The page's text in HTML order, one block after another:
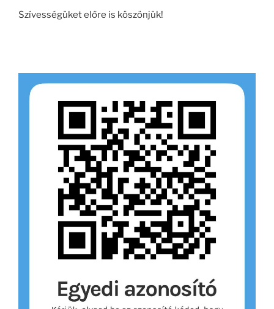
Szívességüket előre is köszönjük!